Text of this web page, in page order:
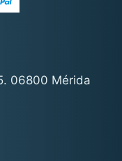
06800 Mérida